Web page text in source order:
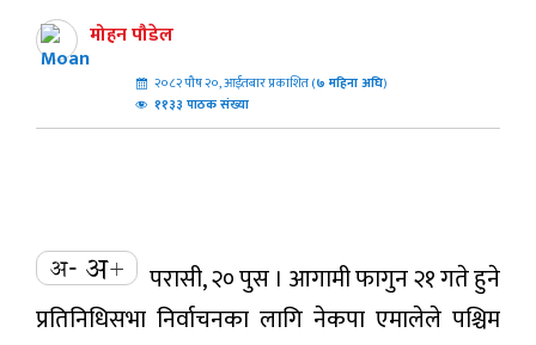
मोहन पौडेल
२०८२ पौष २०, आईतबार प्रकाशित (७ महिना अघि)
११३३ पाठक संख्या
परासी, २० पुस । आगामी फागुन २१ गते हुने
प्रतिनिधिसभा निर्वाचनका लागि नेकपा एमालेले पश्चिम